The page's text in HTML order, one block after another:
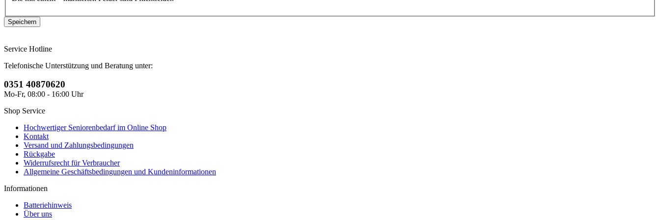
Service Hotline
Telefonische Unterstützung und Beratung unter:
0351 40870620
Mo-Fr, 08:00 - 16:00 Uhr
Shop Service
Hochwertiger Seniorenbedarf im Online Shop
Kontakt
Versand und Zahlungsbedingungen
Rückgabe
Widerrufsrecht für Verbraucher
Allgemeine Geschäftsbedingungen und Kundeninformationen
Informationen
Batteriehinweis
Über uns